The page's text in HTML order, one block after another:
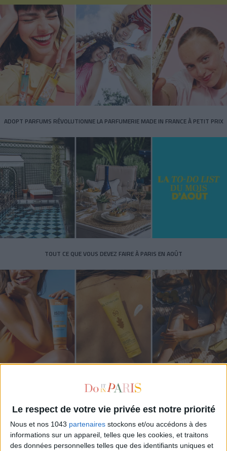
Le respect de votre vie privée est notre priorité
Nous et nos 1043 partenaires stockons et/ou accédons à des
informations sur un appareil, telles que les cookies, et traitons
des données personnelles telles que des identifiants uniques et
ADOPT PARFUMS RÉVOLUTIONNE LA PARFUMERIE MADE IN FRANCE À PETIT PRIX
TOUT CE QUE VOUS DEVEZ FAIRE À PARIS EN AOÛT
LES SPF 50 QUI DONNENT ENVIE DE SE TARTINER